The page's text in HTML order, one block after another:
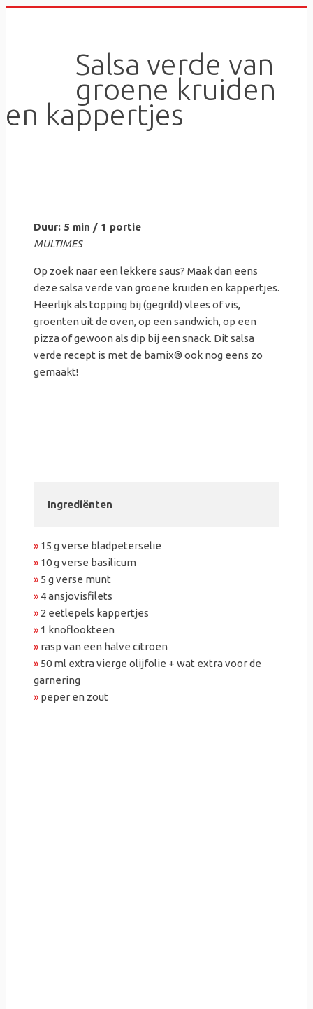
Salsa verde van
groene kruiden
en kappertjes
Duur: 5 min / 1 portie
MULTIMES
Op zoek naar een lekkere saus? Maak dan eens
deze salsa verde van groene kruiden en kappertjes.
Heerlijk als topping bij (gegrild) vlees of vis,
groenten uit de oven, op een sandwich, op een
pizza of gewoon als dip bij een snack. Dit salsa
verde recept is met de bamix® ook nog eens zo
gemaakt!
Ingrediënten
» 15 g verse bladpeterselie
» 10 g verse basilicum
» 5 g verse munt
» 4 ansjovisfilets
» 2 eetlepels kappertjes
» 1 knoflookteen
» rasp van een halve citroen
» 50 ml extra vierge olijfolie + wat extra voor de
garnering
» peper en zout